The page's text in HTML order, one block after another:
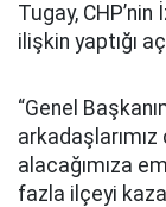
Tugay,
ilişkin yaptığı
“Genel
alacağımıza
fazla ilçeyi